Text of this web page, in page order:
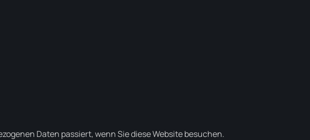
Daten passiert, wenn Sie diese Website besuchen.